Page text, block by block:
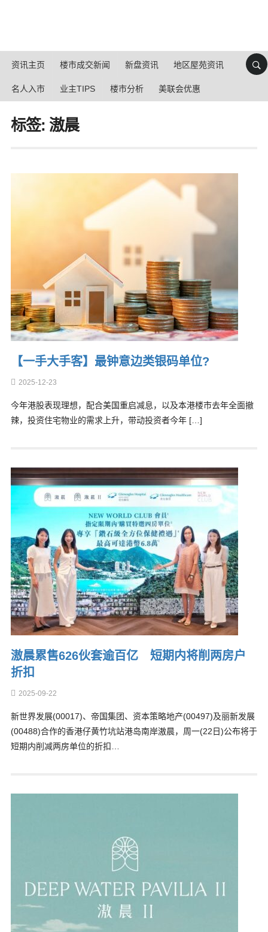
资讯主页 楼市成交新闻 新盘资讯 地区屋苑资讯
名人入市 业主TIPS 楼市分析 美联会优惠
标签: 滶晨
【一手大手客】最钟意边类银码单位?
2025-12-23
今年港股表现理想，配合美国重启减息，以及本港楼市去年全面撤
辣，投资住宅物业的需求上升，带动投资者今年 […]
滶晨累售626伙套逾百亿 短期内将削两房户
折扣
2025-09-22
新世界发展(00017)、帝国集团、资本策略地产(00497)及丽新发展
(00488)合作的香港仔黄竹坑站港岛南岸滶晨，周一(22日)公布将于
短期内削减两房单位的折扣…